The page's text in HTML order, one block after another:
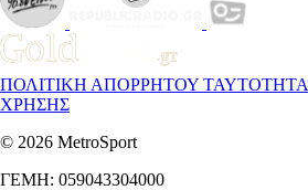
ΠΟΛΙΤΙΚΗ ΑΠΟΡΡΗΤΟΥ ΤΑΥΤΟΤΗΤΑ
ΧΡΗΣΗΣ
© 2026 MetroSport
ΓΕΜΗ: 059043304000